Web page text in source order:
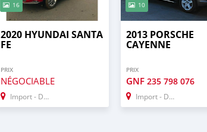
16
2020 HYUNDAI SANTA
FE
PRIX
NÉGOCIABLE
Import - Dubai
10
2013 PORSCHE
CAYENNE
PRIX
GNF 235 798 076
Import - Dubai